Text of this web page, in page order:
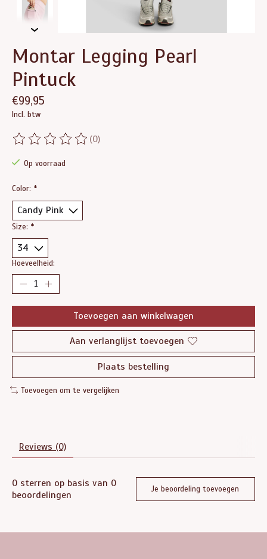
Montar Legging Pearl
Pintuck
€99,95
Incl. btw
De beoordeling van dit product is
(0)
Op voorraad
Color: *
Size: *
Hoeveelheid:
Toevoegen aan winkelwagen
Aan verlanglijst toevoegen
Plaats bestelling
Toevoegen om te vergelijken
Reviews (0)
0 sterren op basis van 0
beoordelingen
Je beoordeling toevoegen